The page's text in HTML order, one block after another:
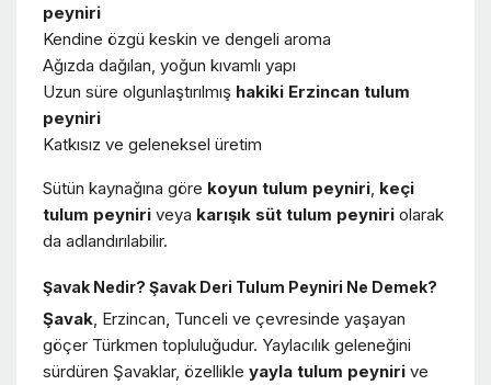
peyniri
Kendine özgü keskin ve dengeli aroma
Ağızda dağılan, yoğun kıvamlı yapı
Uzun süre olgunlaştırılmış hakiki Erzincan tulum
peyniri
Katkısız ve geleneksel üretim
Sütün kaynağına göre koyun tulum peyniri keçi
tulum peyniri veya karışık süt tulum peyniri olarak
da adlandırılabilir.
Şavak Nedir? Şavak Deri Tulum Peyniri Ne Demek?
Şavak , Erzincan, Tunceli ve çevresinde yaşayan
göçer Türkmen topluluğudur. Yaylacılık geleneğini
sürdüren Şavaklar, özellikle yayla tulum peyniri ve